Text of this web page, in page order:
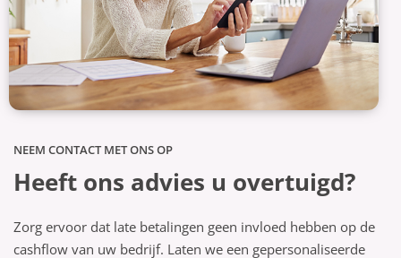
NEEM CONTACT MET ONS OP
Heeft ons advies u overtuigd?
Zorg ervoor dat late betalingen geen invloed hebben op de
cashflow van uw bedrijf. Laten we een gepersonaliseerde